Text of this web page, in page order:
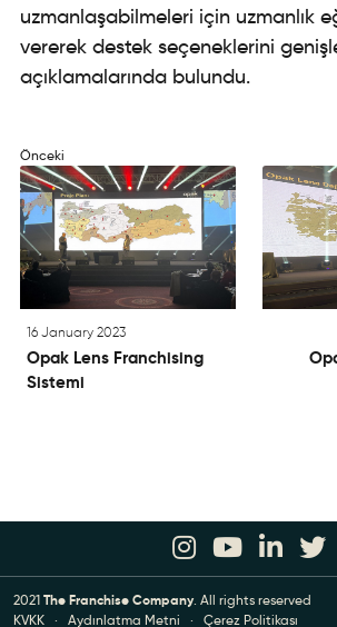
uzmanlaşabilmeleri için uzmanlık
vererek destek seçeneklerini
açıklamalarında bulundu.
Önceki
16 January 2023
Opak Lens Franchising
Sistemi
2021 The Franchise Company. All rights reserved
KVKK · Aydınlatma Metni · Çerez Politikası